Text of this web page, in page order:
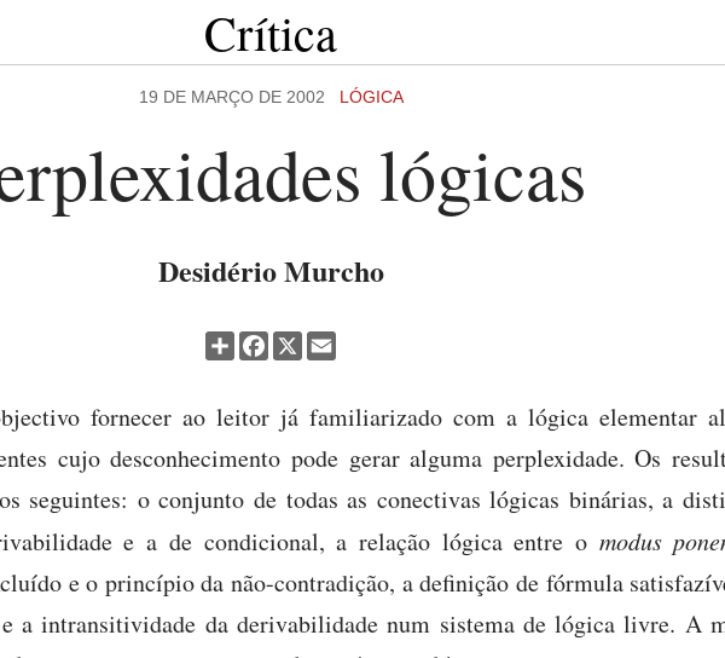
Crítica
19 DE MARÇO DE 2002 LÓGICA
lógicas
Desidério Murcho
Partilhar
Facebook
X
fornecer ao leitor já familiarizado com a lógica elementar
cujo desconhecimento pode gerar alguma perplexidade. Os
seguintes: o conjunto de todas as conectivas lógicas binárias, a
e a de condicional, a relação lógica entre o modus
e o princípio da não-contradição, a definição de fórmula
a intransitividade da derivabilidade num sistema de lógica livre. A